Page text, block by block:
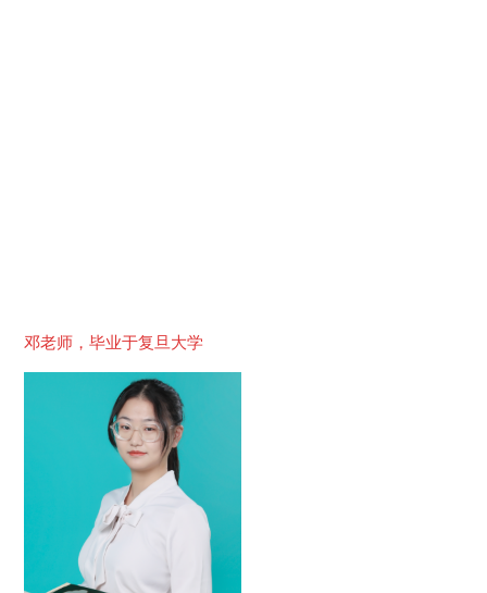
邓老师，毕业于复旦大学